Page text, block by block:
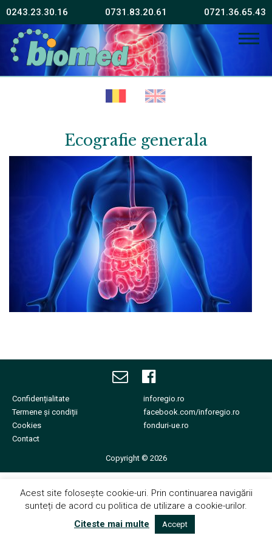
0243.23.30.16 0731.83.20.61 0721.36.65.43
Fără sănătate fericirea este imposibilă
Ecografie generala
Confidențialitate
Termene și condiții
Cookies
Contact
inforegio.ro
facebook.com/inforegio.ro
fonduri-ue.ro
Copyright © 2026
Acest site folosește cookie-uri. Prin continuarea navigării
sunteți de acord cu politica de utilizare a cookie-urilor.
Citeste mai multe
Accept